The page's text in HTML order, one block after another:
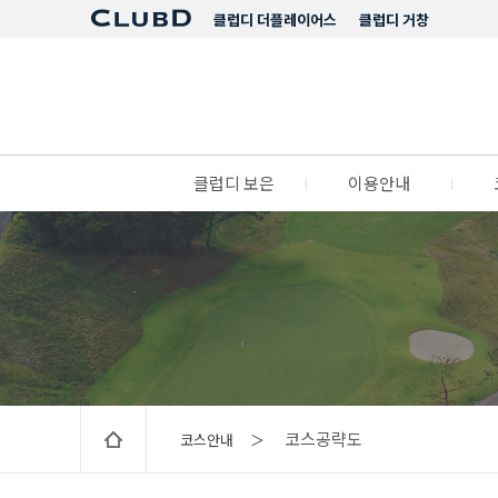
클럽디 거창
클럽디 더플레이어스
클럽디 보은 이용안내
코스안내 ＞ 코스공략도